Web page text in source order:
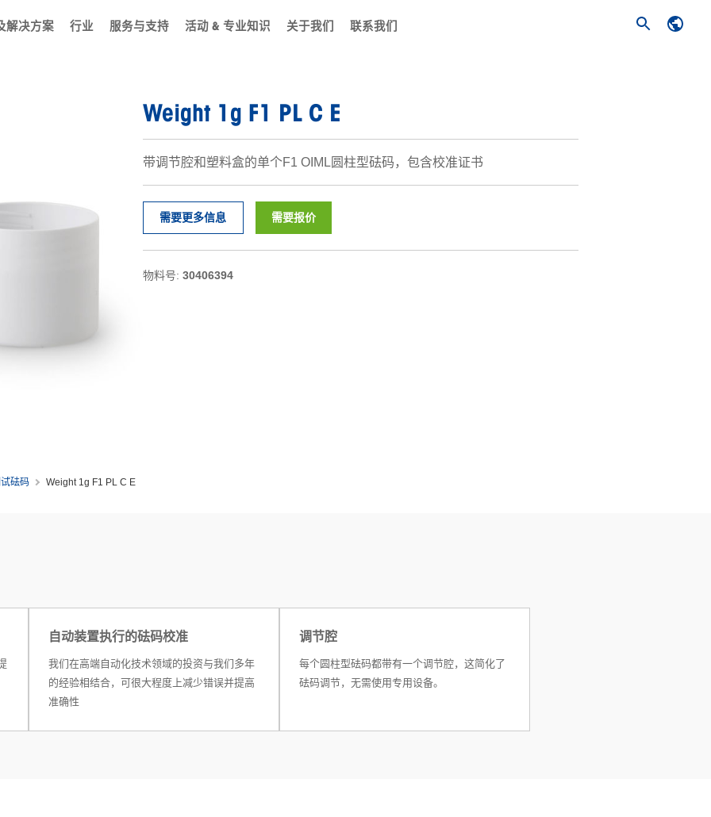
解决方案 行业 服务与支持 活动 & 专业知识 关于我们 联系我们
Weight 1g F1 PL C E
带调节腔和塑料盒的单个F1 OIML圆柱型砝码，包含校准证书
需要更多信息 需要报价
物料号: 30406394
砝码 Weight 1g F1 PL C E
自动装置执行的砝码校准
我们在高端自动化技术领域的投资与我们多年
的经验相结合，可很大程度上减少错误并提高
准确性
调节腔
每个圆柱型砝码都带有一个调节腔，这简化了
砝码调节，无需使用专用设备。